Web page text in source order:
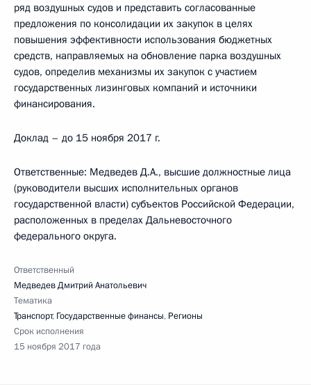
ряд воздушных судов и представить согласованные
предложения по консолидации их закупок в целях
повышения эффективности использования бюджетных
средств, направляемых на обновление парка воздушных
судов, определив механизмы их закупок с участием
государственных лизинговых компаний и источники
финансирования.
Доклад – до 15 ноября 2017 г.
Ответственные: Медведев Д.А., высшие должностные лица
(руководители высших исполнительных органов
государственной власти) субъектов Российской Федерации,
расположенных в пределах Дальневосточного
федерального округа.
Ответственный
Медведев Дмитрий Анатольевич
Тематика
Транспорт, Государственные финансы, Регионы
Срок исполнения
15 ноября 2017 года